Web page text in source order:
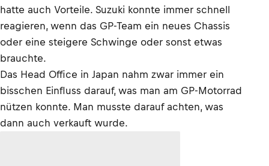
hatte auch Vorteile. Suzuki konnte immer schnell
reagieren, wenn das GP-Team ein neues Chassis
oder eine steigere Schwinge oder sonst etwas
brauchte.
Das Head Office in Japan nahm zwar immer ein
bisschen Einfluss darauf, was man am GP-Motorrad
nützen konnte. Man musste darauf achten, was
dann auch verkauft wurde.